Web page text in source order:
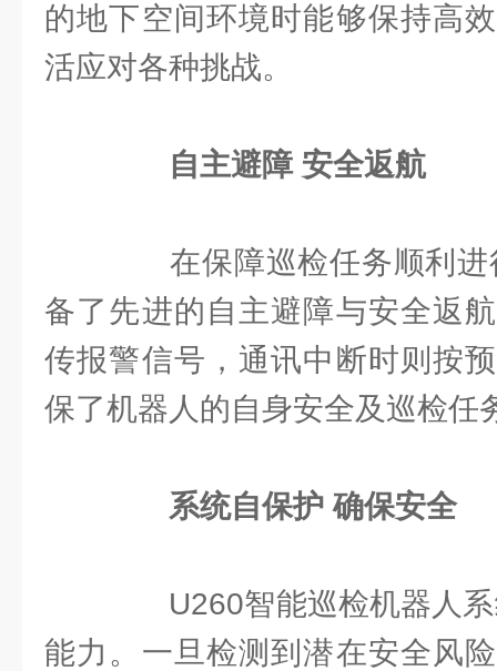
的地下空间环境时能够保持高
活应对各种挑战。
自主避障 安全返航
在保障巡检任务顺利进
备了先进的自主避障与安全返
传报警信号，通讯中断时则按
保了机器人的自身安全及巡检任
系统自保护 确保安全
U260智能巡检机器人系
能力。一旦检测到潜在安全风